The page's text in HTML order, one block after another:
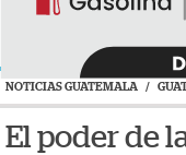
NOTICIAS GUATEMALA /
El poder de